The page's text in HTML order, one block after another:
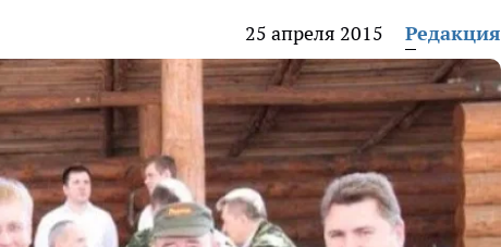
25 апреля 2015 Редакция